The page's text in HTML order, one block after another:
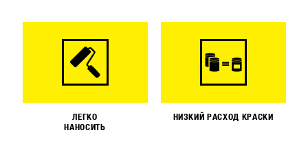
ЛЕГКО
НАНОСИТЬ
НИЗКИЙ РАСХОД КРАСКИ